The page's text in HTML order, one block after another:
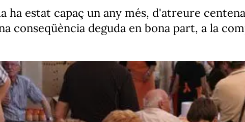
ha estat capaç un any més, d'atreure
conseqüència deguda en bona part, a la